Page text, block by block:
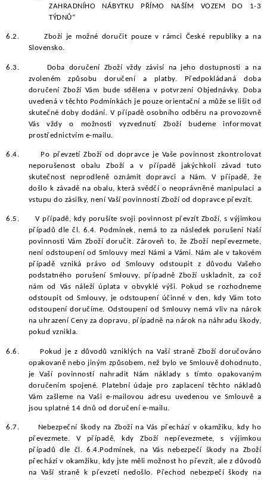
ZAHRADNÍHO NÁBYTKU PŘÍMO NAŠÍM VOZEM DO 1-3
TÝDNŮ“
6.2.
Zboží je možné doručit pouze v rámci České republiky a na
Slovensko.
6.3.
Doba doručení Zboží vždy závisí na jeho dostupnosti a na
zvoleném způsobu doručení a platby. Předpokládaná doba
doručení Zboží Vám bude sdělena v potvrzení Objednávky. Doba
uvedená v těchto Podmínkách je pouze orientační a může se lišit od
skutečné doby dodání. V případě osobního odběru na provozovně
Vás vždy o možnosti vyzvednutí Zboží budeme informovat
prostřednictvím e-mailu.
6.4.
Po převzetí Zboží od dopravce je Vaše povinnost zkontrolovat
neporušenost obalu Zboží a v případě jakýchkoli závad tuto
skutečnost neprodleně oznámit dopravci a Nám. V případě, že
došlo k závadě na obalu, která svědčí o neoprávněné manipulaci a
vstupu do zásilky, není Vaší povinností Zboží od dopravce převzít.
6.5.
V případě, kdy porušíte svoji povinnost převzít Zboží, s výjimkou
případů dle čl. 6.4. Podmínek, nemá to za následek porušení Naší
povinnosti Vám Zboží doručit. Zároveň to, že Zboží nepřevezmete,
není odstoupení od Smlouvy mezi Námi a Vámi. Nám ale v takovém
případě vzniká právo od Smlouvy odstoupit z důvodu Vašeho
podstatného porušení Smlouvy, případně Zboží uskladnit, za což
nám od Vás náleží úplata v obvyklé výši. Pokud se rozhodneme
odstoupit od Smlouvy, je odstoupení účinné v den, kdy Vám toto
odstoupení doručíme. Odstoupení od Smlouvy nemá vliv na nárok
na uhrazení Ceny za dopravu, případně na nárok na náhradu škody,
pokud vznikla.
6.6.
Pokud je z důvodů vzniklých na Vaší straně Zboží doručováno
opakovaně nebo jiným způsobem, než bylo ve Smlouvě dohodnuto,
je Vaší povinností nahradit Nám náklady s tímto opakovaným
doručením spojené.
Platební údaje pro zaplacení těchto nákladů
Vám zašleme na Vaši e-mailovou adresu uvedenou ve Smlouvě a
jsou splatné 14 dnů od doručení e-mailu.
6.7.
Nebezpeční škody na Zboží na Vás přechází v okamžiku, kdy ho
převezmete. V případě, kdy Zboží nepřevezmete, s výjimkou
případů dle čl. 6.4.Podmínek, na Vás nebezpečí škody na Zboží
přechází v okamžiku, kdy jste měli možnost ho převzít, ale z důvodů
na Vaší straně k převzetí nedošlo. Přechod nebezpečí škody na